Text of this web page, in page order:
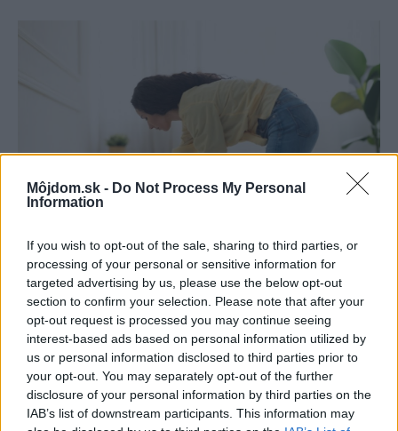
Môjdom.sk - Do Not Process My Personal
Information
If you wish to opt-out of the sale, sharing to third parties, or
processing of your personal or sensitive information for
targeted advertising by us, please use the below opt-out
section to confirm your selection. Please note that after your
opt-out request is processed you may continue seeing
interest-based ads based on personal information utilized by
us or personal information disclosed to third parties prior to
your opt-out. You may separately opt-out of the further
disclosure of your personal information by third parties on the
IAB’s list of downstream participants. This information may
Pridajte túto surovinu do prania, obliečky
budú hladšie a pevnejšie. Starý trik z
hotelov poznali už naše babičky